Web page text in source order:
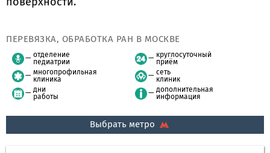
поверхности.
ПЕРЕВЯЗКА, ОБРАБОТКА РАН В МОСКВЕ
отделение
педиатрии
многопрофильная
клиника
дни
работы
круглосуточный
приём
сеть
клиник
дополнительная
информация
Выбрать метро